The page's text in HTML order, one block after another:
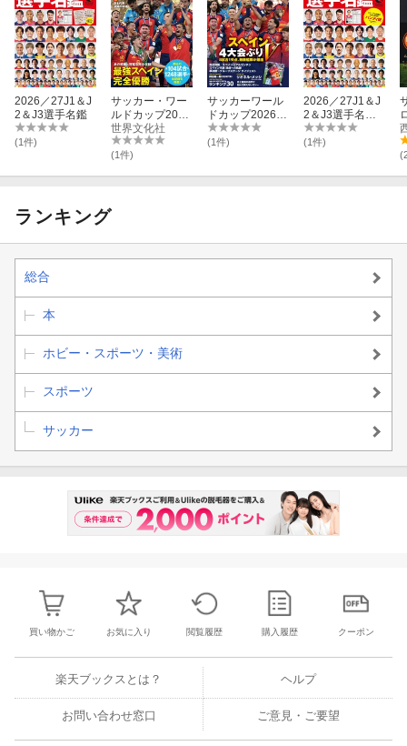
2026／27J1＆J
2＆J3選手名鑑
(1件)
サッカー・ワー
ルドカップ2026
メモリアルフォ
トブック
世界文化社
(1件)
サッカーワール
ドカップ2026
激戦の記憶
(1件)
2026／27J1＆J
2＆J3選手名鑑
ハンディ版
(1件)
ランキング
総合
本
ホビー・スポーツ・美術
スポーツ
サッカー
買い物かご お気に入り 閲覧履歴 購入履歴 クーポン
楽天ブックスとは？ ヘルプ
お問い合わせ窓口 ご意見・ご要望